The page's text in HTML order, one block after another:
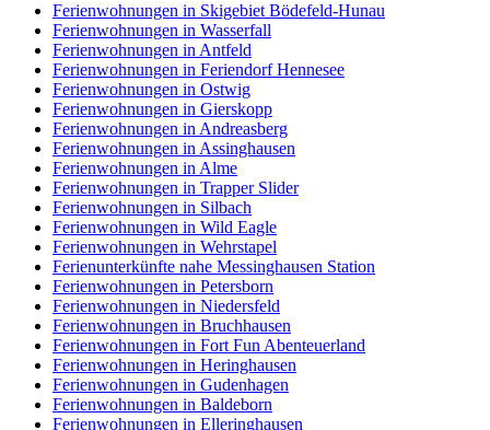
Ferienwohnungen in Skigebiet Bödefeld-Hunau
Ferienwohnungen in Wasserfall
Ferienwohnungen in Antfeld
Ferienwohnungen in Feriendorf Hennesee
Ferienwohnungen in Ostwig
Ferienwohnungen in Gierskopp
Ferienwohnungen in Andreasberg
Ferienwohnungen in Assinghausen
Ferienwohnungen in Alme
Ferienwohnungen in Trapper Slider
Ferienwohnungen in Silbach
Ferienwohnungen in Wild Eagle
Ferienwohnungen in Wehrstapel
Ferienunterkünfte nahe Messinghausen Station
Ferienwohnungen in Petersborn
Ferienwohnungen in Niedersfeld
Ferienwohnungen in Bruchhausen
Ferienwohnungen in Fort Fun Abenteuerland
Ferienwohnungen in Heringhausen
Ferienwohnungen in Gudenhagen
Ferienwohnungen in Baldeborn
Ferienwohnungen in Elleringhausen